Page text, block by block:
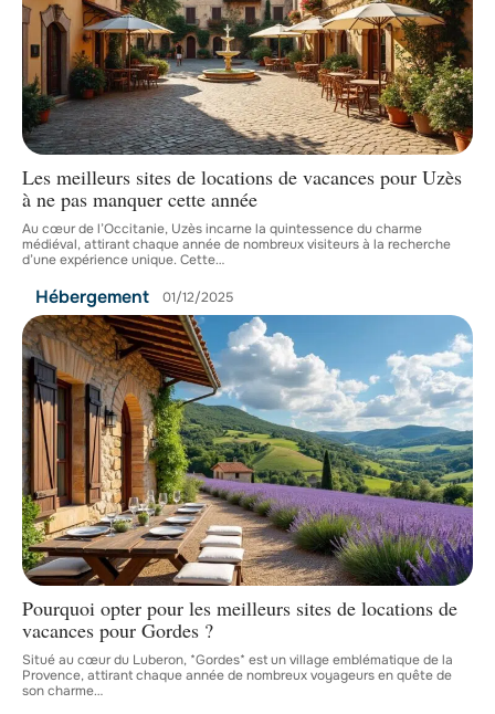
Les meilleurs sites de locations de vacances pour Uzès
à ne pas manquer cette année
Au cœur de l’Occitanie, Uzès incarne la quintessence du charme
médiéval, attirant chaque année de nombreux visiteurs à la recherche
d’une expérience unique. Cette…
Hébergement 01/12/2025
Pourquoi opter pour les meilleurs sites de locations de
vacances pour Gordes ?
Situé au cœur du Luberon, *Gordes* est un village emblématique de la
Provence, attirant chaque année de nombreux voyageurs en quête de
son charme…